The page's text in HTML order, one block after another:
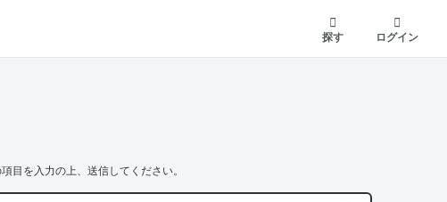
探す
ログイン
目を入力の上、送信してください。